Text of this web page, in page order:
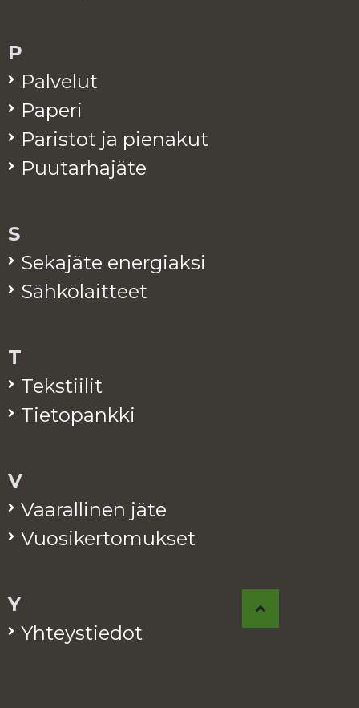
P
Pal­ve­lut
Pa­pe­ri
Pa­ris­tot ja pie­na­kut
Puu­tar­ha­jä­te
S
Se­ka­jä­te ener­giak­si
Säh­kö­lait­teet
T
Teks­tii­lit
Tie­to­pank­ki
V
Vaa­ral­li­nen jäte
Vuo­si­ker­to­muk­set
Y
Yh­teys­tie­dot